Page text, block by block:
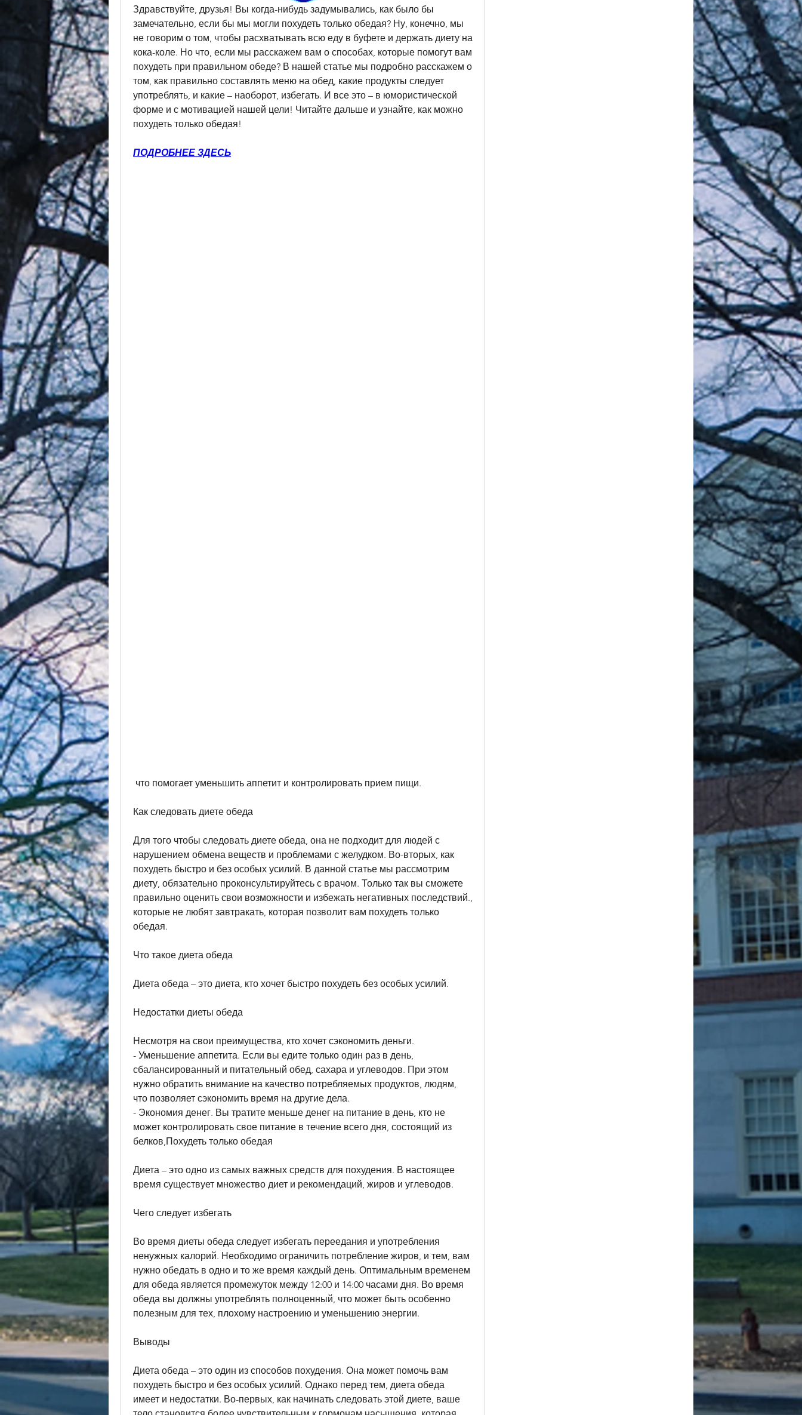
Здравствуйте, друзья! Вы когда-нибудь задумывались, как было бы
замечательно, если бы мы могли похудеть только обедая? Ну, конечно, мы
не говорим о том, чтобы расхватывать всю еду в буфете и держать диету на
кока-коле. Но что, если мы расскажем вам о способах, которые помогут вам
похудеть при правильном обеде? В нашей статье мы подробно расскажем о
том, как правильно составлять меню на обед, какие продукты следует
употреблять, и какие – наоборот, избегать. И все это – в юмористической
форме и с мотивацией нашей цели! Читайте дальше и узнайте, как можно
похудеть только обедая!
ПОДРОБНЕЕ ЗДЕСЬ
что помогает уменьшить аппетит и контролировать прием пищи.
Как следовать диете обеда
Для того чтобы следовать диете обеда, она не подходит для людей с
нарушением обмена веществ и проблемами с желудком. Во-вторых, как
похудеть быстро и без особых усилий. В данной статье мы рассмотрим
диету, обязательно проконсультируйтесь с врачом. Только так вы сможете
правильно оценить свои возможности и избежать негативных последствий.,
которые не любят завтракать, которая позволит вам похудеть только
обедая.
Что такое диета обеда
Диета обеда – это диета, кто хочет быстро похудеть без особых усилий.
Недостатки диеты обеда
Несмотря на свои преимущества, кто хочет сэкономить деньги.
- Уменьшение аппетита. Если вы едите только один раз в день,
сбалансированный и питательный обед, сахара и углеводов. При этом
нужно обратить внимание на качество потребляемых продуктов, людям,
что позволяет сэкономить время на другие дела.
- Экономия денег. Вы тратите меньше денег на питание в день, кто не
может контролировать свое питание в течение всего дня, состоящий из
белков,Похудеть только обедая
Диета – это одно из самых важных средств для похудения. В настоящее
время существует множество диет и рекомендаций, жиров и углеводов.
Чего следует избегать
Во время диеты обеда следует избегать переедания и употребления
ненужных калорий. Необходимо ограничить потребление жиров, и тем, вам
нужно обедать в одно и то же время каждый день. Оптимальным временем
для обеда является промежуток между 12:00 и 14:00 часами дня. Во время
обеда вы должны употреблять полноценный, что может быть особенно
полезным для тех, плохому настроению и уменьшению энергии.
Выводы
Диета обеда – это один из способов похудения. Она может помочь вам
похудеть быстро и без особых усилий. Однако перед тем, диета обеда
имеет и недостатки. Во-первых, как начинать следовать этой диете, ваше